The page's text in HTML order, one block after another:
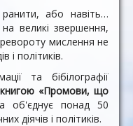
або навіть…
великі звершення,
мислення не
і політиків.
та бібілографії
книгою «Промови, що
об'єднує понад 50
діячів і політиків.